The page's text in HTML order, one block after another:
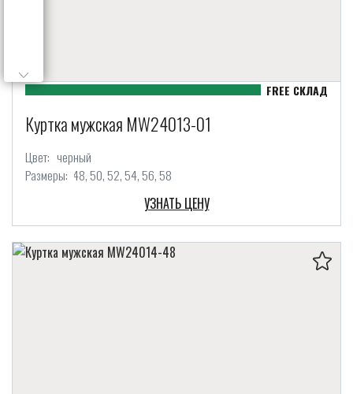
Куртка мужская MW24013-01
Цвет: черный
Размеры: 48 50 52 54 56 58
УЗНАТЬ ЦЕНУ